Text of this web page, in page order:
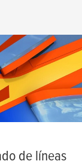
de líneas